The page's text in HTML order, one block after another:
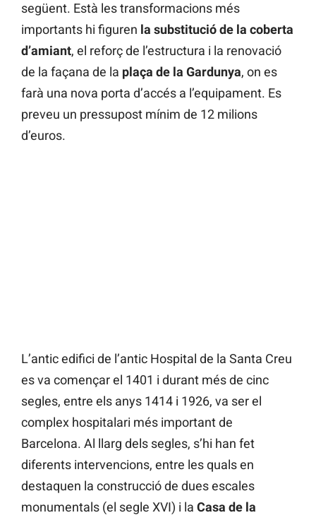
següent. Està les transformacions més
importants hi figuren la substitució de la coberta
d’amiant, el reforç de l’estructura i la renovació
de la façana de la plaça de la Gardunya, on es
farà una nova porta d’accés a l’equipament. Es
preveu un pressupost mínim de 12 milions
d’euros.
L’antic edifici de l’antic Hospital de la Santa Creu
es va començar el 1401 i durant més de cinc
segles, entre els anys 1414 i 1926, va ser el
complex hospitalari més important de
Barcelona. Al llarg dels segles, s’hi han fet
diferents intervencions, entre les quals en
destaquen la construcció de dues escales
monumentals (el segle XVI) i la Casa de la